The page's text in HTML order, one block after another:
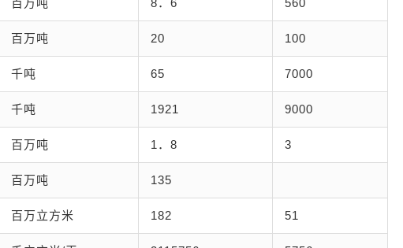
百万吨 8．6 560
百万吨 20 100
千吨 65 7000
千吨 1921 9000
百万吨 1．8 3
百万吨 135
百万立方米 182 51